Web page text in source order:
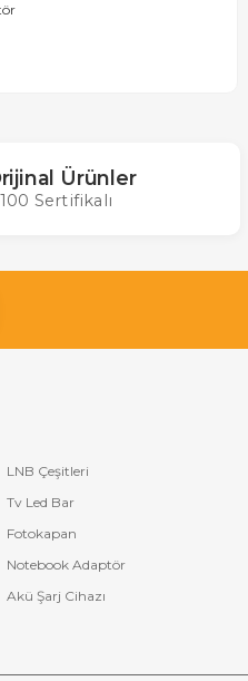
Ürünler
Sertifikalı
LNB Çeşitleri
Tv Led Bar
Fotokapan
Notebook Adaptör
Akü Şarj Cihazı